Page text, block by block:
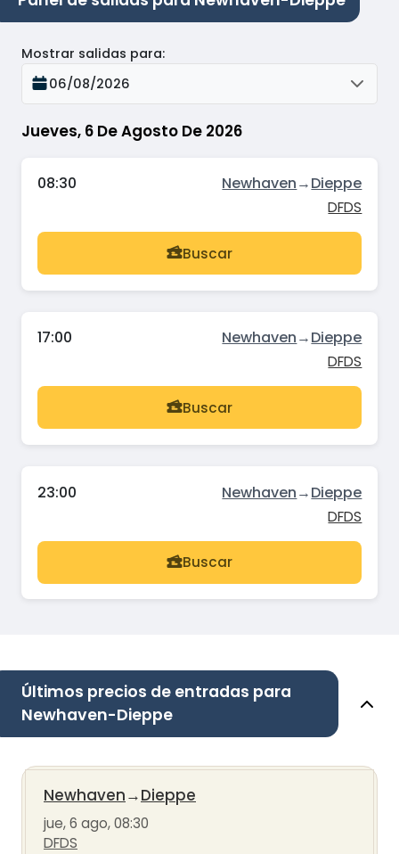
Jueves, 6 De Agosto De 2026
Mostrar salidas para:
06/08/2026
08:30 Newhaven→Dieppe
DFDS
Buscar
17:00 Newhaven→Dieppe
DFDS
Buscar
23:00 Newhaven→Dieppe
DFDS
Buscar
Últimos precios de entradas para
Newhaven-Dieppe
Newhaven→Dieppe
jue, 6 ago, 08:30
DFDS